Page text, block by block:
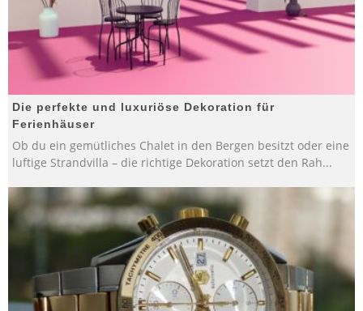
Die perfekte und luxuriöse Dekoration für
Ferienhäuser
Ob du ein gemütliches Chalet in den Bergen besitzt oder eine
luftige Strandvilla – die richtige Dekoration setzt den Rah...